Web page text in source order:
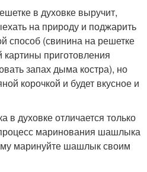
в духовке выручит,
на природу и поджарить
способ (свинина на решетке
картины приготовления
запах дыма костра), но
корочкой и будет вкусное и
духовке отличается только
маринования шашлыка
маринуйте шашлык своим